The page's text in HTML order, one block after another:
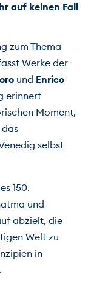
auf keinen Fall
zum Thema
Werke der
und Enrico
erinnert
Moment,
selbst
150.
und
abzielt, die
Welt zu
in